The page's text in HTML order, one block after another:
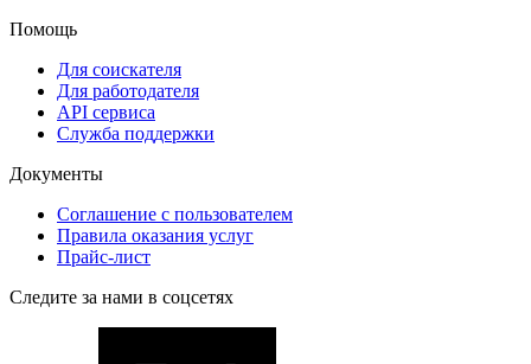
Помощь
Для соискателя
Для работодателя
API сервиса
Служба поддержки
Документы
Соглашение с пользователем
Правила оказания услуг
Прайс-лист
Следите за нами в соцсетях